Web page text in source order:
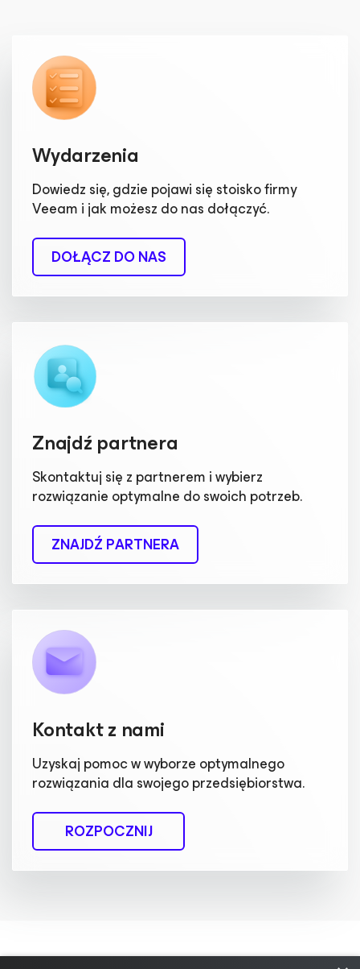
Wydarzenia
Dowiedz się, gdzie pojawi się stoisko firmy
Veeam i jak możesz do nas dołączyć.
DOŁĄCZ DO NAS
Znajdź partnera
Skontaktuj się z partnerem i wybierz
rozwiązanie optymalne do swoich potrzeb.
ZNAJDŹ PARTNERA
Kontakt z nami
Uzyskaj pomoc w wyborze optymalnego
rozwiązania dla swojego przedsiębiorstwa.
ROZPOCZNIJ